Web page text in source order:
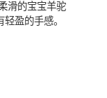
滑的宝宝羊驼
盈的手感。